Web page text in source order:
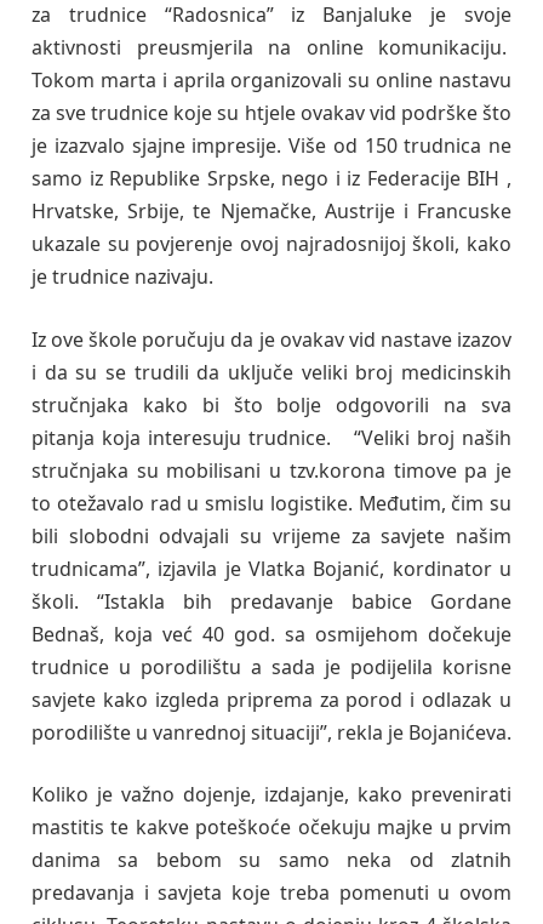
za trudnice “Radosnica” iz Banjaluke je svoje
aktivnosti preusmjerila na online komunikaciju.
Tokom marta i aprila organizovali su online nastavu
za sve trudnice koje su htjele ovakav vid podrške što
je izazvalo sjajne impresije. Više od 150 trudnica ne
samo iz Republike Srpske, nego i iz Federacije BIH ,
Hrvatske, Srbije, te Njemačke, Austrije i Francuske
ukazale su povjerenje ovoj najradosnijoj školi, kako
je trudnice nazivaju.
Iz ove škole poručuju da je ovakav vid nastave izazov
i da su se trudili da uključe veliki broj medicinskih
stručnjaka kako bi što bolje odgovorili na sva
pitanja koja interesuju trudnice. “Veliki broj naših
stručnjaka su mobilisani u tzv.korona timove pa je
to otežavalo rad u smislu logistike. Međutim, čim su
bili slobodni odvajali su vrijeme za savjete našim
trudnicama”, izjavila je Vlatka Bojanić, kordinator u
školi. “Istakla bih predavanje babice Gordane
Bednaš, koja već 40 god. sa osmijehom dočekuje
trudnice u porodilištu a sada je podijelila korisne
savjete kako izgleda priprema za porod i odlazak u
porodilište u vanrednoj situaciji”, rekla je Bojanićeva.
Koliko je važno dojenje, izdajanje, kako prevenirati
mastitis te kakve poteškoće očekuju majke u prvim
danima sa bebom su samo neka od zlatnih
predavanja i savjeta koje treba pomenuti u ovom